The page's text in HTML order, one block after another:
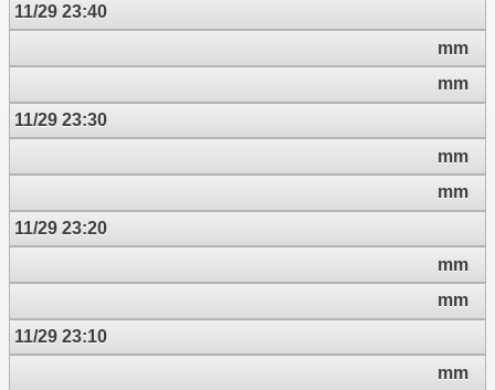
11/29 23:40
mm
mm
11/29 23:30
mm
mm
11/29 23:20
mm
mm
11/29 23:10
mm